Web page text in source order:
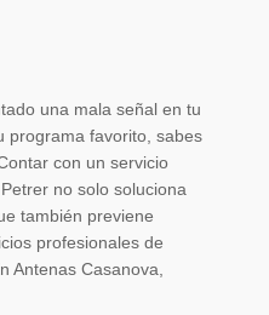
una mala señal en tu
programa favorito, sabes
con un servicio
no solo soluciona
también previene
profesionales de
Antenas Casanova,